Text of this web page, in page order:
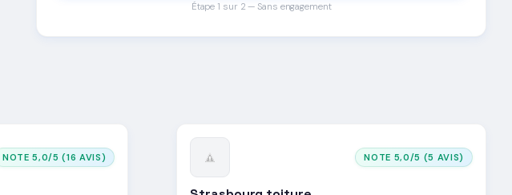
Étape 1 sur 2 — Sans engagement
NOTE 5,0/5 (16 AVIS) NOTE 5,0/5 (5 AVIS)